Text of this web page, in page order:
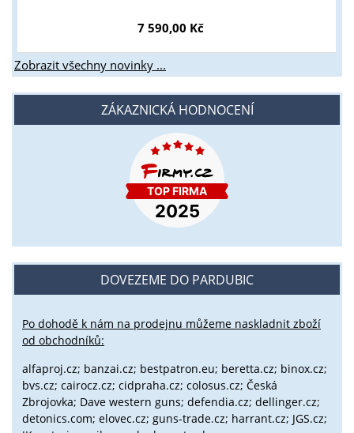
7 590,00 Kč
Zobrazit všechny novinky ...
ZÁKAZNICKÁ HODNOCENÍ
DOVEZEME DO PARDUBIC
Po dohodě k nám na prodejnu můžeme naskladnit zboží
od obchodníků:
alfaproj.cz; banzai.cz; bestpatron.eu; beretta.cz; binox.cz;
bvs.cz; cairocz.cz; cidpraha.cz; colosus.cz; Česká
Zbrojovka; Dave western guns; defendia.cz; dellinger.cz;
detonics.com; elovec.cz; guns-trade.cz; harrant.cz; JGS.cz;